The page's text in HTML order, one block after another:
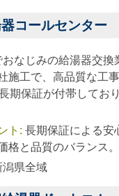
コールセンター
おなじみの給湯器交換
施工で、高品質な工
期保証が付帯してお
ト : 長期保証による安
格と品質のバランス。
潟県全域